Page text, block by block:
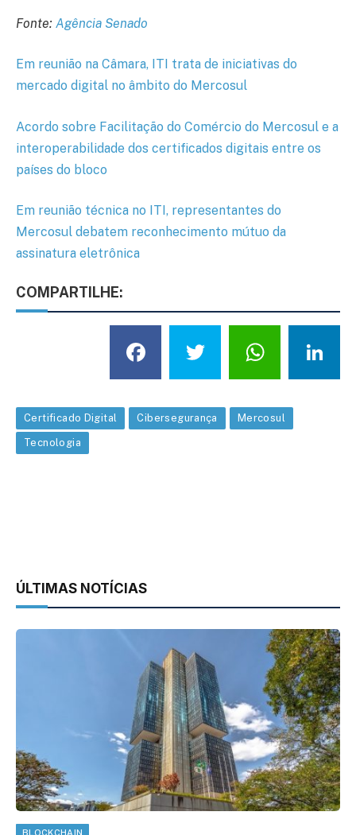
Fonte: Agência Senado
Em reunião na Câmara, ITI trata de iniciativas do
mercado digital no âmbito do Mercosul
Acordo sobre Facilitação do Comércio do Mercosul e a
interoperabilidade dos certificados digitais entre os
países do bloco
Em reunião técnica no ITI, representantes do
Mercosul debatem reconhecimento mútuo da
assinatura eletrônica
COMPARTILHE:
Facebook
Twitter
Certificado Digital Cibersegurança Mercosul
Tecnologia
ÚLTIMAS NOTÍCIAS
BLOCKCHAIN